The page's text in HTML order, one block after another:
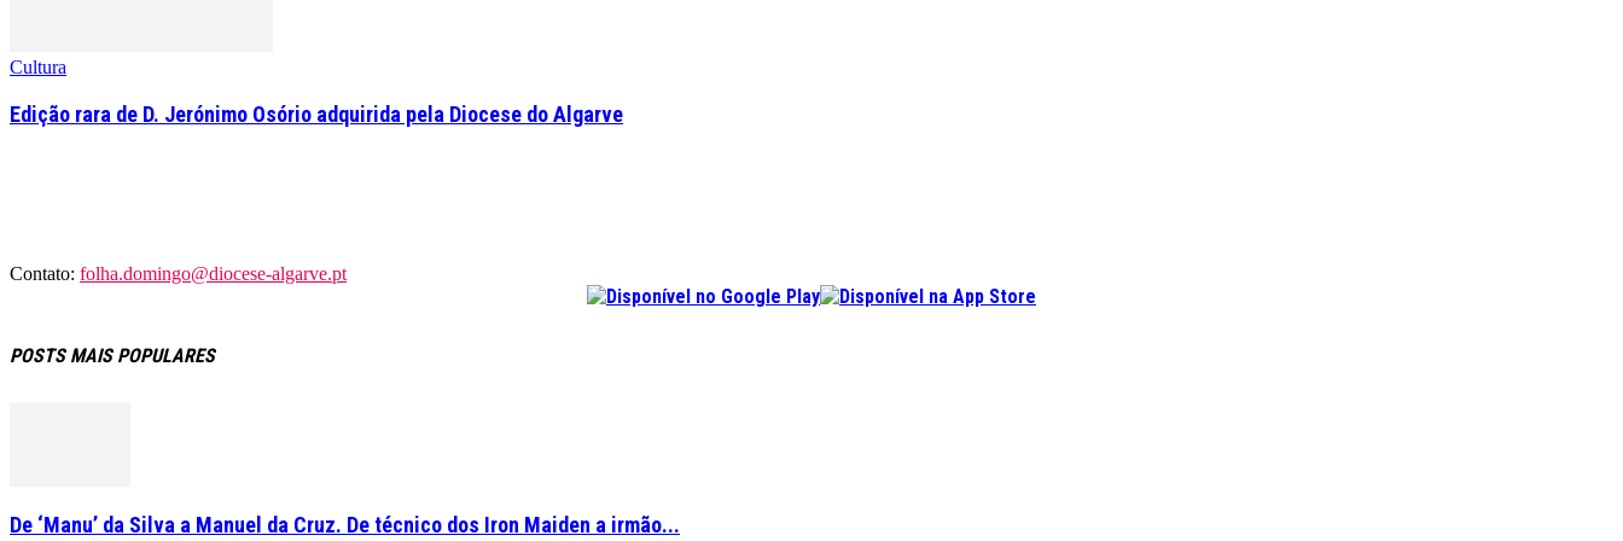
Cultura
Edição rara de D. Jerónimo Osório adquirida pela Diocese do Algarve
Contato: folha.domingo@diocese-algarve.pt
POSTS MAIS POPULARES
De ‘Manu’ da Silva a Manuel da Cruz. De técnico dos Iron Maiden a irmão...